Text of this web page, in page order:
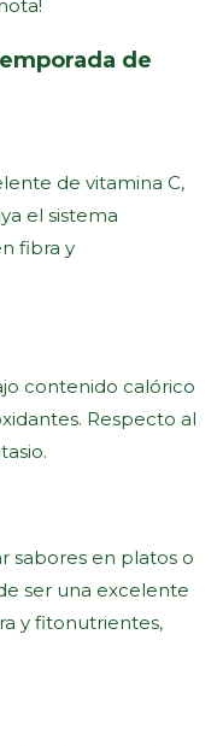
de
de vitamina C,
el sistema
fibra y
contenido calórico
Respecto al
sabores en platos o
ser una excelente
y fitonutrientes,